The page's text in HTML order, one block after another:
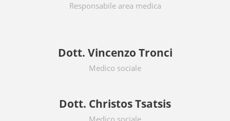
Responsabile area medica
Dott. Vincenzo Tronci
Medico sociale
Dott. Christos Tsatsis